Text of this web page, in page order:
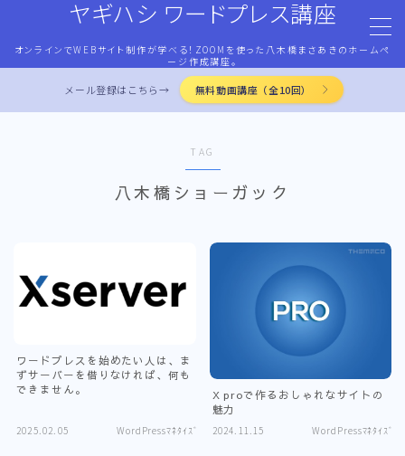
ヤギハシ ワードプレス講座
オンラインでWEBサイト制作が学べる！ZOOMを使った八木橋まさあきのホームペ
ージ作成講座。
MENU
LP作成術
お問合せ
メール登録はこちら→ 無料動画講座（全10回）
TAG
八木橋ショーガック
ワードプレスを始めたい人は、ま
ずサーバーを借りなければ、何も
できません。
2025.02.05 WordPressﾏﾈﾀｲｽﾞ
X proで作るおしゃれなサイトの
魅力
2024.11.15 WordPressﾏﾈﾀｲｽﾞ